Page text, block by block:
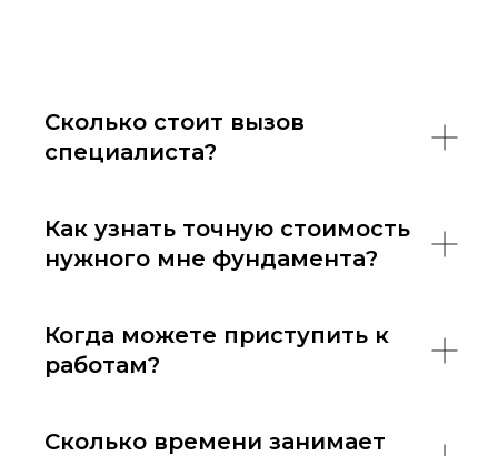
Сколько стоит вызов
специалиста?
Как узнать точную стоимость
нужного мне фундамента?
Когда можете приступить к
работам?
Сколько времени занимает